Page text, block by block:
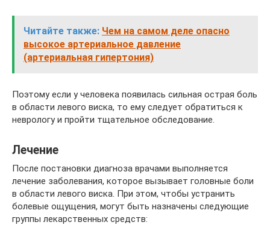
Читайте также: Чем на самом деле опасно
высокое артериальное давление
(артериальная гипертония)
Поэтому если у человека появилась сильная острая боль
в области левого виска, то ему следует обратиться к
неврологу и пройти тщательное обследование.
Лечение
После постановки диагноза врачами выполняется
лечение заболевания, которое вызывает головные боли
в области левого виска. При этом, чтобы устранить
болевые ощущения, могут быть назначены следующие
группы лекарственных средств: